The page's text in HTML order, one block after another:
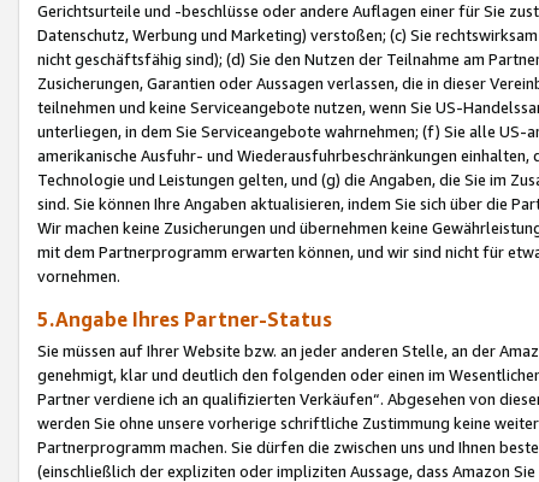
Gerichtsurteile und -beschlüsse oder andere Auflagen einer für Sie
Datenschutz, Werbung und Marketing) verstoßen; (c) Sie
nicht geschäftsfähig sind); (d) Sie den Nutzen der Teilnahme am
Zusicherungen, Garantien oder Aussagen verlassen, die in dieser
teilnehmen und keine Serviceangebote nutzen, wenn Sie US-
unterliegen, in dem Sie Serviceangebote wahrnehmen; (f) Sie alle
amerikanische Ausfuhr- und Wiederausfuhrbeschränkungen
Technologie und Leistungen gelten, und (g) die Angaben, die Sie im
sind. Sie können Ihre Angaben aktualisieren, indem Sie sich über die
Wir machen keine Zusicherungen und übernehmen keine
mit dem Partnerprogramm erwarten können, und wir sind nicht für
vornehmen.
5.Angabe Ihres Partner-Status
Sie müssen auf Ihrer Website bzw. an jeder anderen Stelle, an der
genehmigt, klar und deutlich den folgenden oder einen im
Partner verdiene ich an qualifizierten Verkäufen“. Abgesehen von
werden Sie ohne unsere vorherige schriftliche Zustimmung keine
Partnerprogramm machen. Sie dürfen die zwischen uns und Ihnen
(einschließlich der expliziten oder impliziten Aussage, dass Amazon